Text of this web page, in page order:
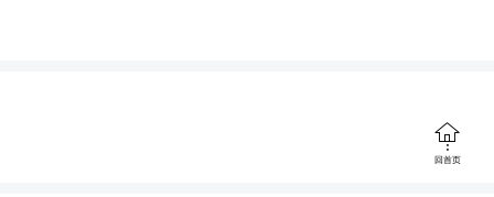
生长发育特点，用生动案例、直观图解

回首页